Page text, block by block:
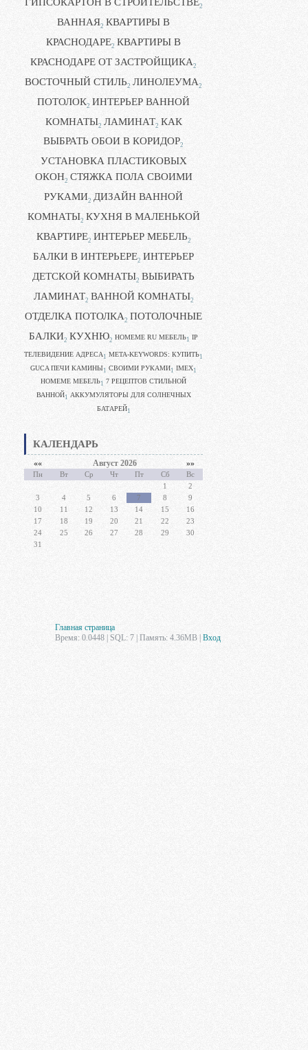
2
ВАННАЯ2 КВАРТИРЫ В
КРАСНОДАРЕ2 КВАРТИРЫ В
КРАСНОДАРЕ ОТ ЗАСТРОЙЩИКА2
ВОСТОЧНЫЙ СТИЛЬ2 ЛИНОЛЕУМА2
ПОТОЛОК2 ИНТЕРЬЕР ВАННОЙ
КОМНАТЫ2 ЛАМИНАТ2 КАК
ВЫБРАТЬ ОБОИ В КОРИДОР2
УСТАНОВКА ПЛАСТИКОВЫХ
ОКОН2 СТЯЖКА ПОЛА СВОИМИ
РУКАМИ2 ДИЗАЙН ВАННОЙ
КОМНАТЫ2 КУХНЯ В МАЛЕНЬКОЙ
КВАРТИРЕ2 ИНТЕРЬЕР МЕБЕЛЬ2
БАЛКИ В ИНТЕРЬЕРЕ2 ИНТЕРЬЕР
ДЕТСКОЙ КОМНАТЫ2 ВЫБИРАТЬ
ЛАМИНАТ2 ВАННОЙ КОМНАТЫ2
ОТДЕЛКА ПОТОЛКА2 ПОТОЛОЧНЫЕ
БАЛКИ2 КУХНЮ2 HOMEME RU МЕБЕЛЬ1 IP
ТЕЛЕВИДЕНИЕ АДРЕСА 1 META-KEYWORDS: КУПИТЬ1
GUCA ПЕЧИ КАМИНЫ1 CВОИМИ РУКАМИ1 IMEX1
HOMEME МЕБЕЛЬ1 7 РЕЦЕПТОВ СТИЛЬНОЙ
ВАННОЙ1 АККУМУЛЯТОРЫ ДЛЯ СОЛНЕЧНЫХ
БАТАРЕЙ1
КАЛЕНДАРЬ
«« Август 2026 »»
Пн Вт Ср Чт Пт Сб
Вс
1
2
3
4 5 6 7 8
9
10
11 12 13 14 15
16
17
18 19 20 21 22
23
24
25 26 27 28 29
30
31
Главная страница
Время: 0.0448 | SQL: 7 | Память: 4.36MB Вход